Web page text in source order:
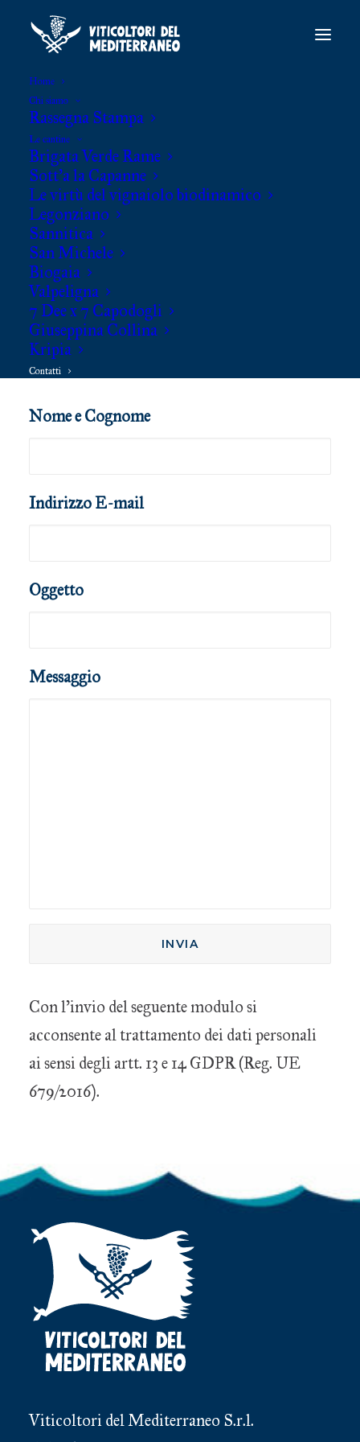
Home
Chi siamo
Rassegna Stampa
Le cantine
Brigata Verde Rame
Sott’a la Capanne
Le virtù del vignaiolo biodinamico
Legonziano
Sannitica
San Michele
Biogaia
Valpeligna
7 Dee x 7 Capodogli
Giuseppina Collina
Kripia
Contatti
Viticoltori del Mediterraneo S.r.l.
S.S. Adriatica 16, snc
C.da Difenza snc
66054 Vasto (Ch) – ITALIA
P.IVA 02797900699
Codice Sdi: RR66BDG
Nome e Cognome
Indirizzo E-mail
Oggetto
Messaggio
Con l’invio del seguente modulo si
acconsente al trattamento dei dati personali
ai sensi degli artt. 13 e 14 GDPR (Reg. UE
679/2016).
Viticoltori del Mediterraneo S.r.l.